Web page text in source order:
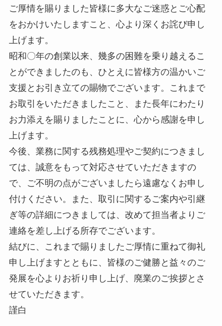
ご厚情を賜りました皆様に多大なご迷惑とご心配
をおかけいたしますこと、心より深くお詫び申し
上げます。
昭和〇年の創業以来、幾多の困難を乗り越えるこ
とができましたのも、ひとえに皆様方の温かいご
支援とお引き立ての賜物でございます。これまで
お取引をいただきましたこと、また長年にわたり
お力添えを賜りましたことに、心から感謝を申し
上げます。
今後、業務に関する残務処理やご契約につきまし
ては、誠意をもって対応させていただきますの
で、ご不明の点がございましたら遠慮なくお申し
付けください。また、取引に関するご案内や引継
ぎ等の詳細につきましては、改めて担当者よりご
連絡を差し上げる所存でございます。
結びに、これまで賜りましたご厚情に重ねて御礼
申し上げますとともに、皆様のご健勝と益々のご
発展を心よりお祈り申し上げ、廃業のご挨拶とさ
せていただきます。
謹白